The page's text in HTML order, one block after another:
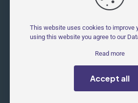
© 2026 MOLLIS - Molestbestendig | All
This website uses cookies to improve
using this website you agree to our
Read more
Accept all